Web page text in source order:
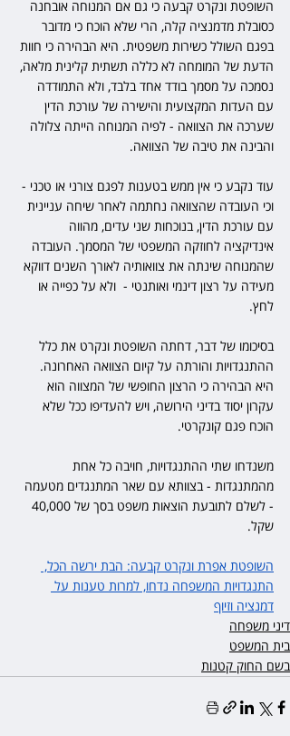
השופטת ונקרט קבעה כי גם אם המנוחה אובחנה
כסובלת מדמנציה קלה, הרי שלא הוכח כי מדובר
בפגם השולל כשירות משפטית. היא הבהירה כי חוות
הדעת של המומחה לא כללה תשתית קלינית מלאה,
נסמכה על מסמך בודד אחד בלבד, ולא התמודדה
עם העדות המקצועית והישירה של עורכת הדין
שערכה את הצוואה - לפיה המנוחה הייתה צלולה
והבינה את טיבה של הצוואה.
עוד נקבע כי אין ממש בטענות לפגם צורני או טכני -
וכי העובדה שהצוואה נחתמה לאחר שיחה עניינית
עם עורכת הדין, בנוכחות שני עדים, מהווה
אינדיקציה לחוזקה המשפטי של המסמך. העובדה
שהמנוחה שינתה את צוואותיה לאורך השנים דווקא
מעידה על רצון דינמי ואותנטי -  ולא על כפייה או
לחץ.
בסיכומו של דבר, דחתה השופטת ונקרט את כלל
ההתנגדויות והורתה על קיום הצוואה האחרונה.
היא הבהירה כי הרצון החופשי של המצווה הוא
עקרון יסוד בדיני הירושה, ויש להעדיפו ככל שלא
הוכח פגם קונקרטי.
משנדחו שתי ההתנגדויות, חויבה כל אחת
מהמתנגדות - בצוותא עם שאר המתנגדים מטעמה
שקל.
השופטת אפרת ונקרט קבעה: הבת ירשה הכל,
התנגדויות המשפחה נדחו, למרות טענות על
דמנציה וזיוף
דיני משפחה
בית המשפט
בשם החוק קטנות